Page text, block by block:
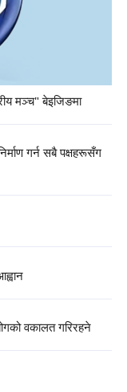
मञ्च" बेइजिङमा
गर्न सबै पक्षहरूसँग
वकालत गरिरहने